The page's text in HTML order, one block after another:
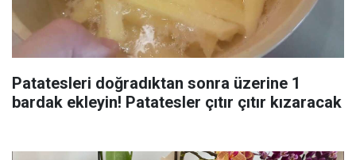
Patatesleri doğradıktan sonra üzerine 1
bardak ekleyin! Patatesler çıtır çıtır kızaracak